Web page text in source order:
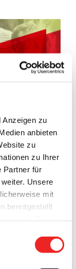
Anzeigen zu
anbieten
zu
zu Ihrer
Partner für
Unsere
mit
bereitgestellt
gesetzt.
es am
Barßel
„Yared Dibaba
und das neu
Yared
die